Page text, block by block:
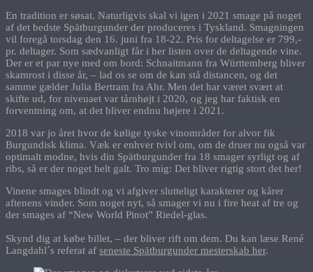
En tradition er søsat. Naturligvis skal vi igen i 2021 smage på noget
af det bedste Spätburgunder der produceres i Tyskland. Smagningen
vil foregå torsdag den 16. juni fra 18-22. Pris for deltagelse er 799,-
pr. deltager. Som sædvanligt får i her listen over de deltagende vine.
Der er et par nye med om bord: Schnaitmann fra Württemberg bliver
skamrost i disse år, – lad os se om de kan stå distancen, og det
samme gælder Julia Bertram fra Ahr. Men det har været svært at
skifte ud, for niveuaet var tårnhøjt i 2020, og jeg har faktisk en
forventning om, at det bliver endnu højere i 2021.
2018 var jo året hvor de kølige tyske vinområder for alvor fik
Burgundisk klima. Væk er enhver tvivl om, om de druer nu også var
optimalt modne, hvis din Spätburgunder fra 18 smager syrligt og af
ribs, så er der noget helt galt. Tro mig: Det bliver rigtig stort det her!
Vinene smages blindt og vi afgiver slutteligt karakterer og kårer
aftenens vinder. Som noget nyt, så smager vi nu i fire heat af tre og
der smages af “New World Pinot” Riedel-glas.
Skynd dig at købe billet, – der bliver rift om dem. Du kan læse René
Langdahl´s referat af seneste Spätburgunder mesterskab her.